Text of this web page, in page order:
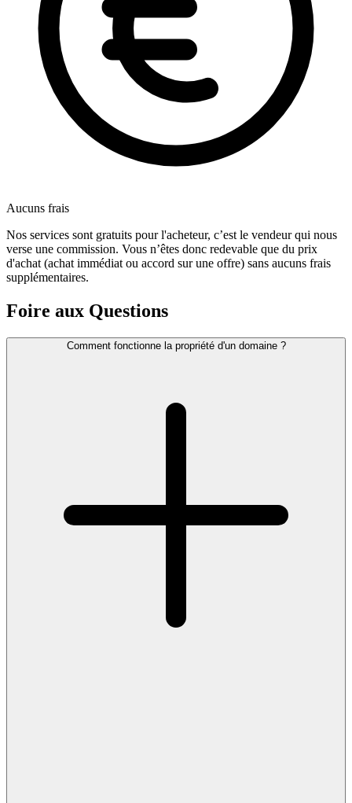
Aucuns frais
Nos services sont gratuits pour l'acheteur, c’est le vendeur qui nous
verse une commission. Vous n’êtes donc redevable que du prix
d'achat (achat immédiat ou accord sur une offre) sans aucuns frais
supplémentaires.
Foire aux Questions
Comment fonctionne la propriété d'un domaine ?